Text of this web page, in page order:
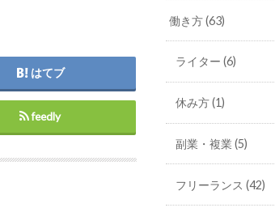
はてブ
feedly
働き方(63)
ライター (6)
休み方(1)
副業・複業 (5)
フリーランス (42)